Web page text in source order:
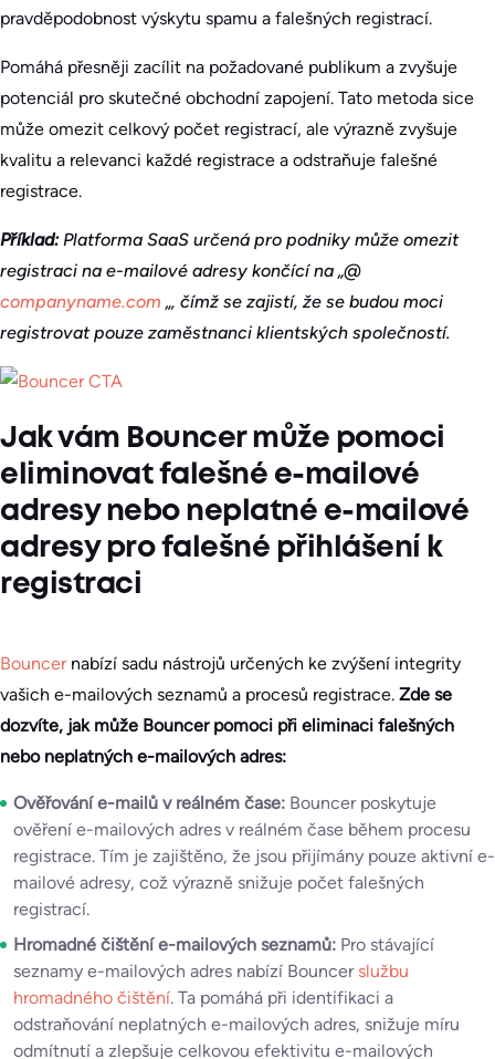
pravděpodobnost výskytu spamu a falešných registrací.
Pomáhá přesněji zacílit na požadované publikum a zvyšuje
potenciál pro skutečné obchodní zapojení. Tato metoda sice
může omezit celkový počet registrací, ale výrazně zvyšuje
kvalitu a relevanci každé registrace a odstraňuje falešné
registrace.
Příklad: Platforma SaaS určená pro podniky může omezit
registraci na e-mailové adresy končící na „@
companyname.com „, čímž se zajistí, že se budou moci
registrovat pouze zaměstnanci klientských společností.
Jak vám Bouncer může pomoci
eliminovat falešné e-mailové
adresy nebo neplatné e-mailové
adresy pro falešné přihlášení k
registraci
Bouncernabízí sadu nástrojů určených ke zvýšení integrity
vašich e-mailových seznamů a procesů registrace. Zde se
dozvíte, jak může Bouncer pomoci při eliminaci falešných
nebo neplatných e-mailových adres:
Ověřování e-mailů v reálném čase: Bouncer poskytuje
ověření e-mailových adres v reálném čase během procesu
registrace. Tím je zajištěno, že jsou přijímány pouze aktivní e-
mailové adresy, což výrazně snižuje počet falešných
registrací.
Hromadné čištění e-mailových seznamů: Pro stávající
seznamy e-mailových adres nabízí Bouncer službu
hromadného čištění. Ta pomáhá při identifikaci a
odstraňování neplatných e-mailových adres, snižuje míru
odmítnutí a zlepšuje celkovou efektivitu e-mailových